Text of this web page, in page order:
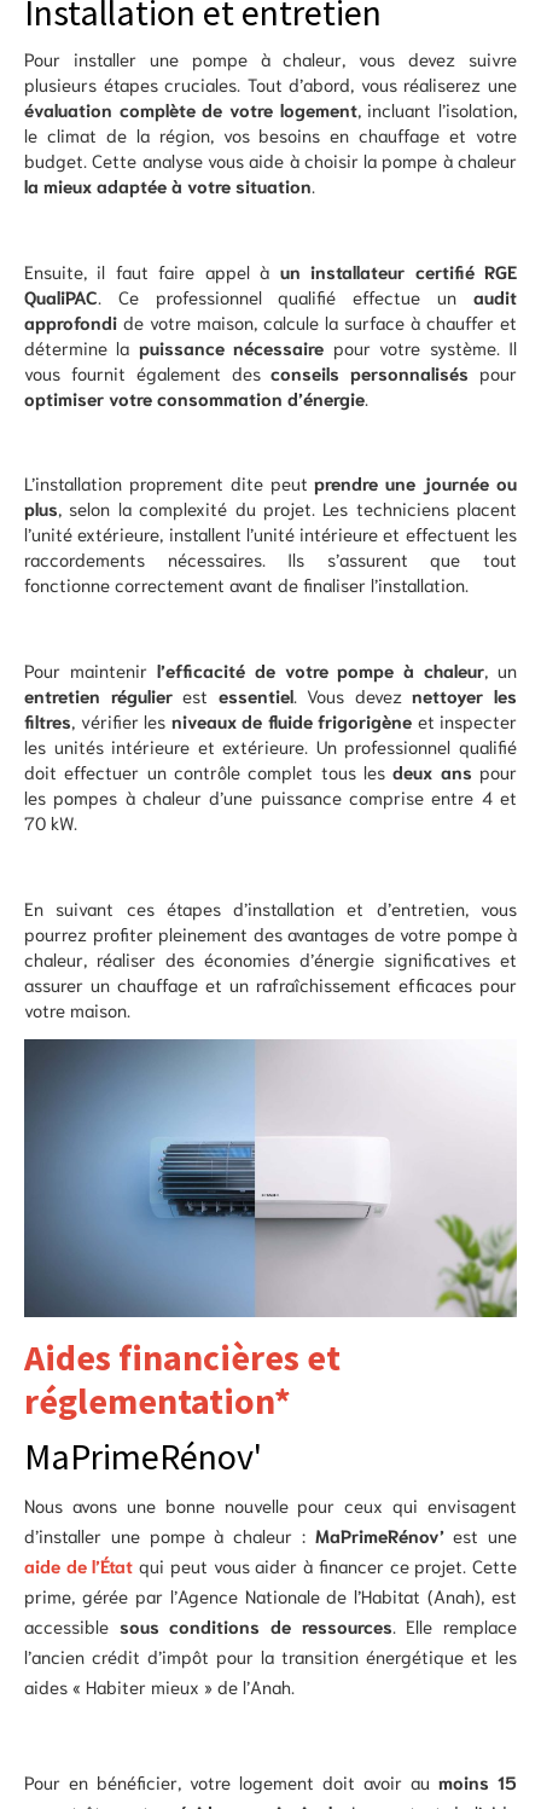
Installation et entretien
Pour installer une pompe à chaleur, vous devez suivre
plusieurs étapes cruciales. Tout d’abord, vous réaliserez une
évaluation complète de votre logement, incluant l’isolation,
le climat de la région, vos besoins en chauffage et votre
budget. Cette analyse vous aide à choisir la pompe à chaleur
la mieux adaptée à votre situation
Ensuite, il faut faire appel à un installateur certifié RGE
QualiPAC . Ce professionnel qualifié effectue un audit
approfondi de votre maison, calcule la surface à chauffer et
détermine la puissance nécessaire pour votre système. Il
vous fournit également desconseils personnalisés pour
optimiser votre consommation d’énergie
L’installation proprement dite peutprendre une journée ou
plus, selon la complexité du projet. Les techniciens placent
l’unité extérieure, installent l’unité intérieure et effectuent les
raccordements nécessaires. Ils s’assurent que tout
fonctionne correctement avant de finaliser l’installation.
Pour maintenirl’efficacité de votre pompe à chaleur, un
entretien régulierest essentiel. Vous deveznettoyer les
filtres, vérifier les niveaux de fluide frigorigène et inspecter
les unités intérieure et extérieure. Un professionnel qualifié
doit effectuer un contrôle complet tous lesdeux ans pour
les pompes à chaleur d’une puissance comprise entre 4 et
70 kW.
En suivant ces étapes d’installation et d’entretien, vous
pourrez profiter pleinement des avantages de votre pompe à
chaleur, réaliser des économies d’énergie significatives et
assurer un chauffage et un rafraîchissement efficaces pour
votre maison.
Aides financières et
réglementation*
MaPrimeRénov'
Nous avons une bonne nouvelle pour ceux qui envisagent
d’installer une pompe à chaleur : MaPrimeRénov’est une
aide de l’État qui peut vous aider à financer ce projet. Cette
prime, gérée par l’Agence Nationale de l’Habitat (Anah), est
accessible sous conditions de ressources . Elle remplace
l’ancien crédit d’impôt pour la transition énergétique et les
aides « Habiter mieux » de l’Anah.
Pour en bénéficier, votre logement doit avoir au moins 15